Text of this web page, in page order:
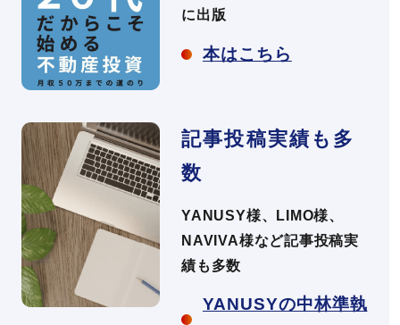
に出版
本はこちら
記事投稿実績も多
数
YANUSY様、LIMO様、
NAVIVA様など記事投稿実
績も多数
YANUSYの中林準執